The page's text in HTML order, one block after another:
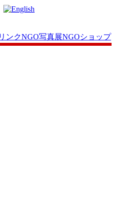
ンクNGO写真展NGOショップ